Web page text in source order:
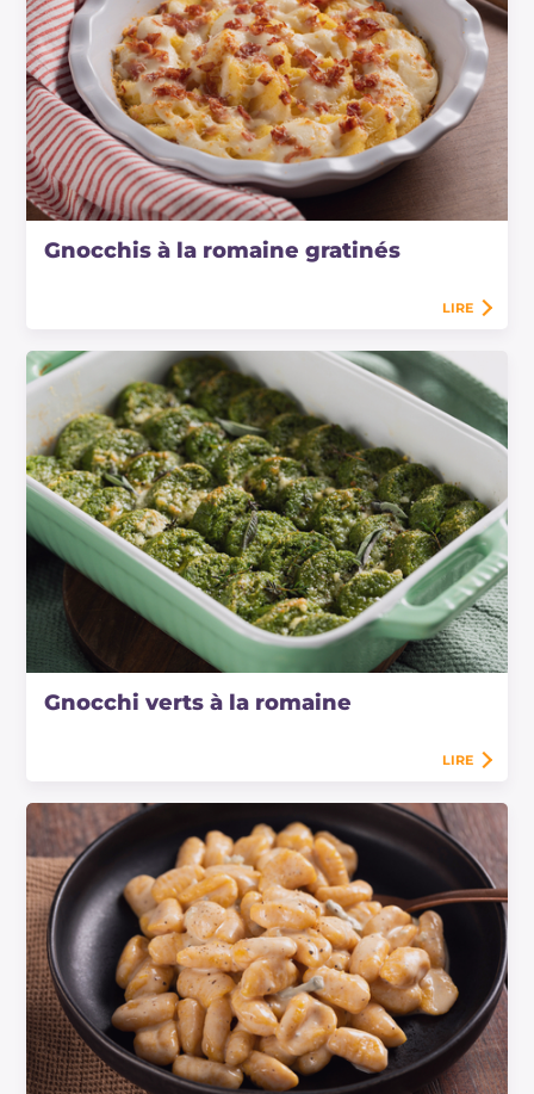
Gnocchis à la romaine gratinés
LIRE
Gnocchi verts à la romaine
LIRE